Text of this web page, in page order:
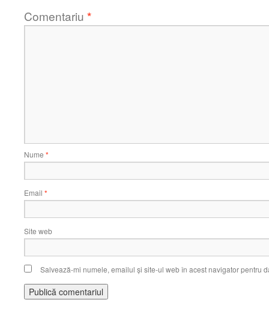
Comentariu *
Nume *
Email *
Site web
Salvează-mi numele, emailul și site-ul web în acest navigator pentru